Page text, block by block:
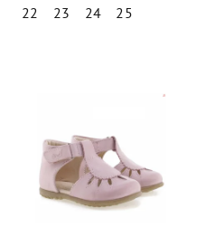
22
23 24
25
z
5
hviezdičiek.